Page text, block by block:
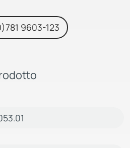
9603-123